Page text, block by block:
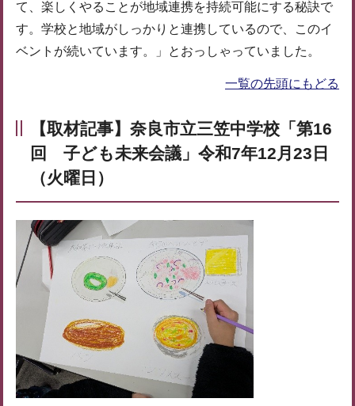
て、楽しくやることが地域連携を持続可能にする秘訣で
す。学校と地域がしっかりと連携しているので、このイ
ベントが続いています。」とおっしゃっていました。
一覧の先頭にもどる
【取材記事】奈良市立三笠中学校「第16
回 子ども未来会議」令和7年12月23日
（火曜日）